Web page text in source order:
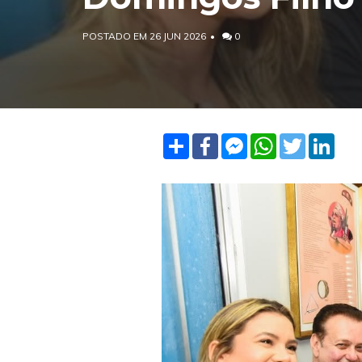
POSTADO EM 26 JUN 2026 0
ShareFacebookFacebook
Messenger
WhatsApp
Twitter